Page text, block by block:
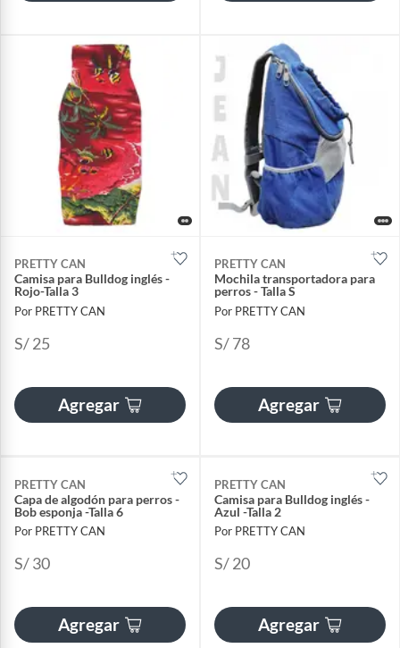
PRETTY CAN
Camisa para Bulldog inglés -
Rojo-Talla 3
Por PRETTY CAN
S/ 25
Agregar
PRETTY CAN
Mochila transportadora para
perros - Talla S
Por PRETTY CAN
S/ 78
Agregar
PRETTY CAN
Capa de algodón para perros -
Bob esponja -Talla 6
Por PRETTY CAN
S/ 30
Agregar
PRETTY CAN
Camisa para Bulldog inglés -
Azul -Talla 2
Por PRETTY CAN
S/ 20
Agregar